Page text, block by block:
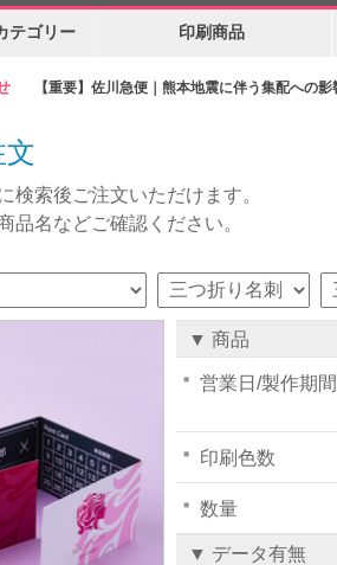
【重要】佐川急便｜熊本地震に伴う集配への
テゴリー 印刷商品
文
検索後ご注文いただけます。
品名などご確認ください。
▼ 商品
営業日/製作期間
印刷色数
数量
▼ データ有無